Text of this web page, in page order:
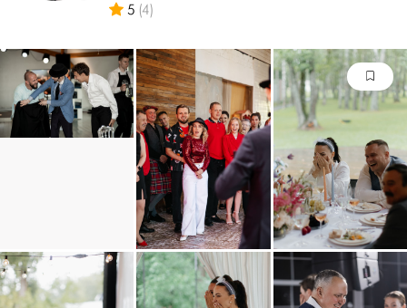
5 (4)